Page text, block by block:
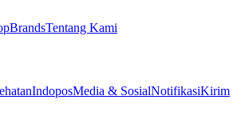
BrandsTentang Kami
IndoposMedia & SosialNotifikasiKirim